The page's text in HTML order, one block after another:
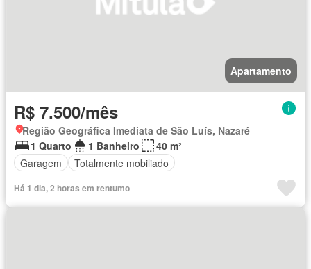
Apartamento
R$ 7.500/mês
Região Geográfica Imediata de São Luís, Nazaré
1 Quarto
1 Banheiro
40 m²
Garagem
Totalmente mobiliado
Há 1 dia, 2 horas em rentumo